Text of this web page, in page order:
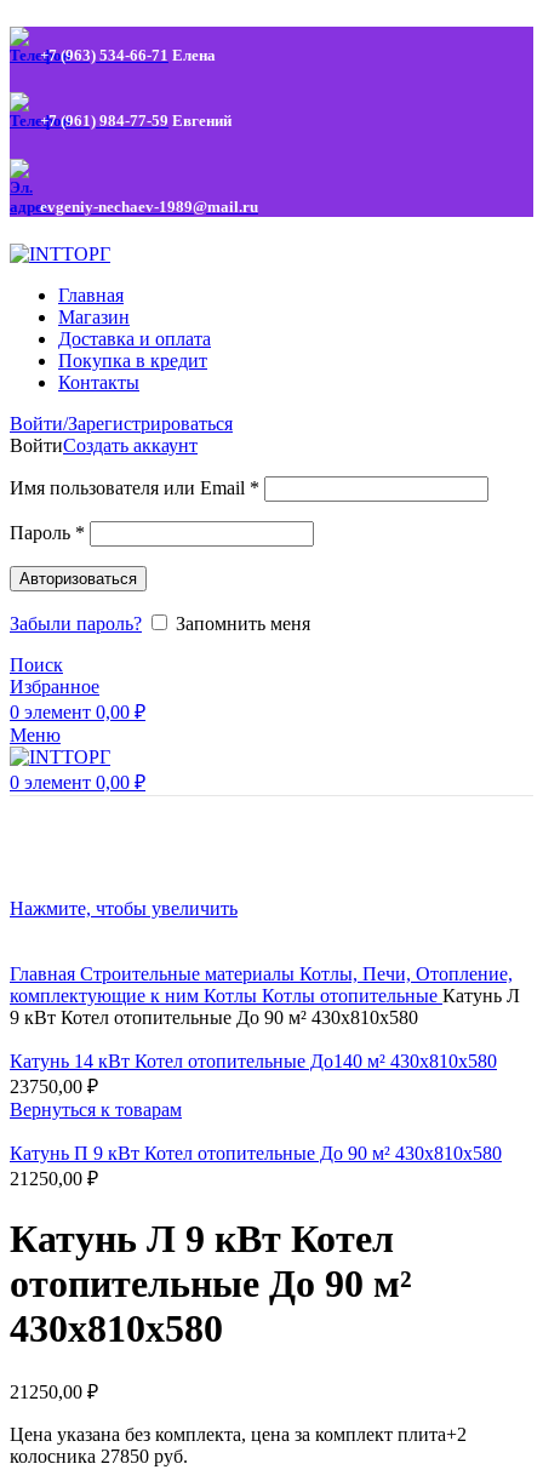
+7 (963) 534-66-71 Елена
+7 (961) 984-77-59 Евгений
evgeniy-nechaev-1989@mail.ru
Главная
Магазин
Доставка и оплата
Покупка в кредит
Контакты
Войти/Зарегистрироваться
ВойтиСоздать аккаунт
Имя пользователя или Email *
Пароль *
Авторизоваться
Забыли пароль?
Запомнить меня
Поиск
Избранное
0 элемент 0,00 ₽
Меню
0 элемент 0,00 ₽
Нажмите, чтобы увеличить
Главная Строительные материалы Котлы, Печи, Отопление,
комплектующие к ним Котлы Котлы отопительные Катунь Л
9 кВт Котел отопительные До 90 м² 430х810х580
Катунь 14 кВт Котел отопительные До140 м² 430х810х580
23750,00 ₽
Вернуться к товарам
Катунь П 9 кВт Котел отопительные До 90 м² 430х810х580
21250,00 ₽
Катунь Л 9 кВт Котел
отопительные До 90 м²
430х810х580
21250,00 ₽
Цена указана без комплекта, цена за комплект плита+2
колосника 27850 руб.